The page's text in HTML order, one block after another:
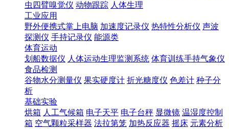
虫四臂嗅觉仪 动物跟踪 人体生理
工业应用
野外便携式掌上电脑 加速度记录仪 热特性分析仪 声波
探测仪 手持记录仪 能源类
体育运动
划船数据仪 人体运动生理监测系统 体育训练手持气象仪
食品检测
谷物水分测量仪 果实硬度计 折光糖度仪 色差计 种子分
析
基础实验
烘箱 人工气候箱 电子天平 电子台秤 显微镜 温湿度控制
箱 空气颗粒采样器 法拉第笼 加热反应器 摇床 元素分析